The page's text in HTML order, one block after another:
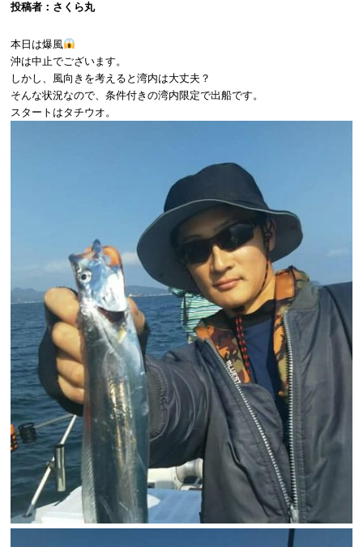
投稿者： さくら丸
本日は爆風
沖は中止でございます。
しかし、風向きを考えると湾内は大丈夫？
そんな状況なので、条件付きの湾内限定で出船です。
スタートはタチウオ。